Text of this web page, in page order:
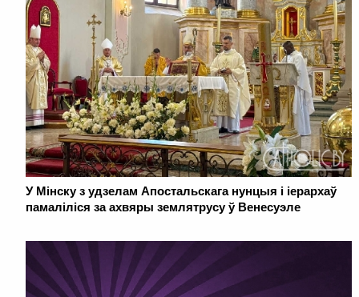
У Мінску з удзелам Апостальскага нунцыя і іерархаў
памаліліся за ахвяры землятрусу ў Венесуэле